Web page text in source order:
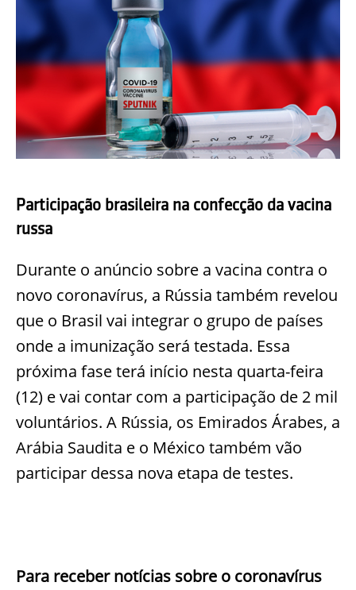
Participação brasileira na confecção da vacina
russa
Durante o anúncio sobre a vacina contra o
novo coronavírus, a Rússia também revelou
que o Brasil vai integrar o grupo de países
onde a imunização será testada. Essa
próxima fase terá início nesta quarta-feira
(12) e vai contar com a participação de 2 mil
voluntários. A Rússia, os Emirados Árabes, a
Arábia Saudita e o México também vão
participar dessa nova etapa de testes.
Para receber notícias sobre o coronavírus